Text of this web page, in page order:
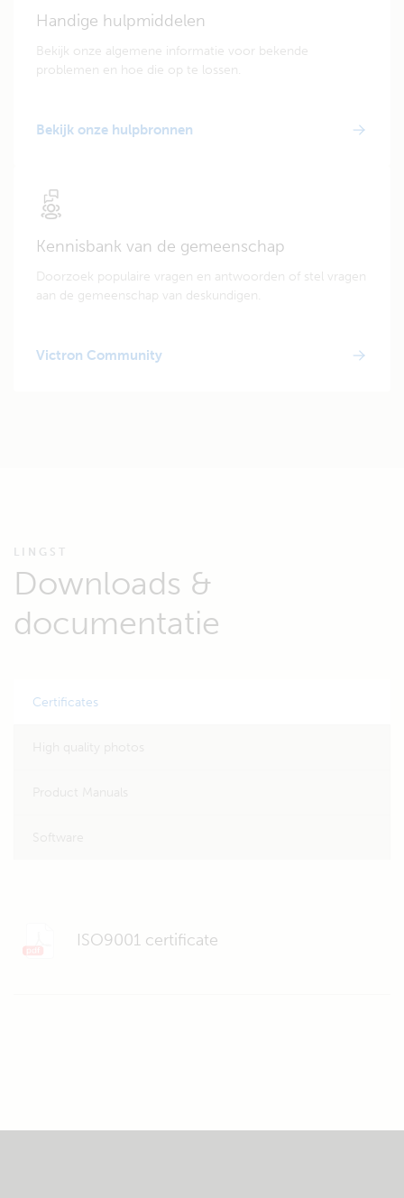
Handige hulpmiddelen
Bekijk onze algemene informatie voor bekende
problemen en hoe die op te lossen.
Bekijk onze hulpbronnen
Kennisbank van de gemeenschap
Doorzoek populaire vragen en antwoorden of stel vragen
aan de gemeenschap van deskundigen.
Victron Community
LINGST
Downloads &
documentatie
Certificates
ISO9001 certificate